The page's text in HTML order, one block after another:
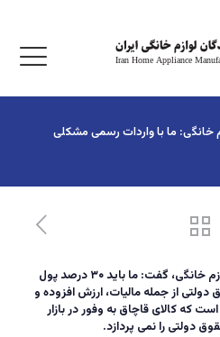
خانگی: ما با واردات رسمی مشکلی
دبیرکل انجمن تولیدکنندگان لوازم خانگی، گفت: ما باید ۳۰ درصد پول
دولتی از جمله مالیات‌، ارزش افزوده و
که کالای قاچاق به وفور در بازار
دولتی را نمی پردازد.